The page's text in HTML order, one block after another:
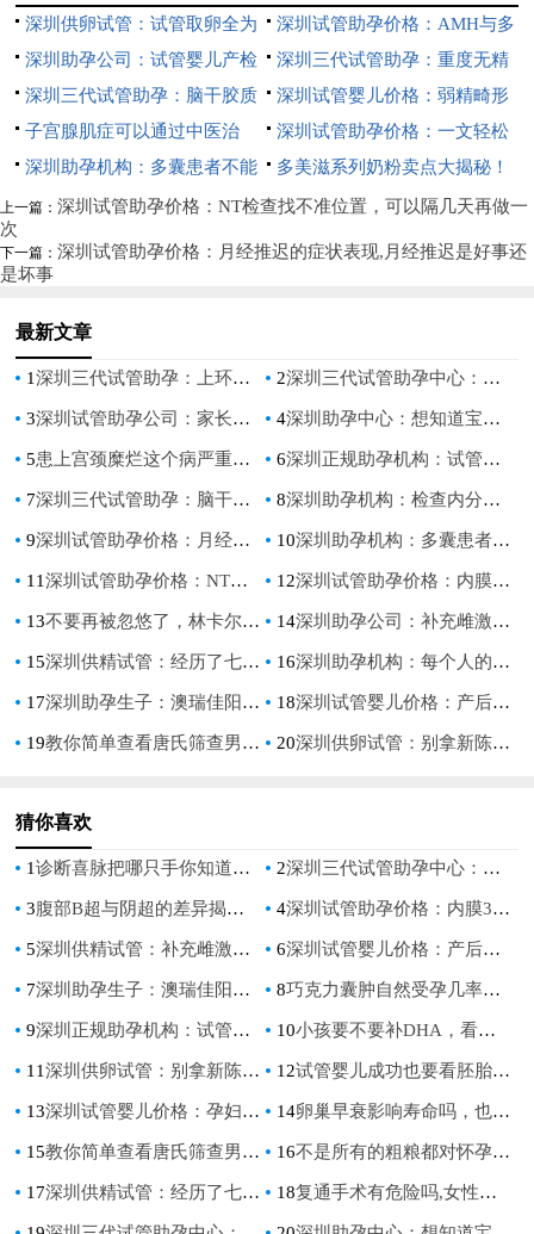
用
么样，高吗？
深圳供卵试管：试管取卵全为
空卵的概率没想象中高，做好预
防工作很关键
深圳试管助孕价格：AMH与多
囊卵巢综合征：高多囊AMH值
的病因及预防
深圳助孕公司：试管婴儿产检
建卡流程是什么,方案因人而异
深圳三代试管助孕：重度无精
症睾丸穿刺失败了怎么办？深入
了解调理后再次尝试的必要性
深圳三代试管助孕：脑干胶质
瘤早期症状解析，这些都可能是
脑干胶质瘤的信号
深圳试管婴儿价格：弱精畸形
症要治疗：可能是这几个原因造
成的，别不当回事
子宫腺肌症可以通过中医治
疗，这些缓解子宫腺肌症方法也
不要忽略
深圳试管助孕价格：一文轻松
快速看懂免费申请精子的全部流
程
深圳助孕机构：多囊患者不能
吃鸭肉鸡肉？适量食用无影响
多美滋系列奶粉卖点大揭秘！
不同系列奶粉的卖点不同
上一篇： 深圳试管助孕价格：NT检查找不准位置，可以隔几天再做一
次
下一篇： 深圳试管助孕价格：月经推迟的症状表现,月经推迟是好事还
是坏事
最新文章
1深圳三代试管助孕：上环避孕和埋线避孕的区别？这些常见的避孕方式还是蛮省事的 2深圳三代试管助孕中心：国内是否可以冻卵,冻卵有什么好处
3深圳试管助孕公司：家长如何给四个月宝宝补钙锌，必须知道这些！ 4深圳助孕中心：想知道宝宝性别？NT0.07胎心160轻松辨别男女
5患上宫颈糜烂这个病严重吗？得了之后最好注意这些 6深圳正规助孕机构：试管移植后打几次黄体酮，来看看医生怎么说
7深圳三代试管助孕：脑干胶质瘤早期症状解析，这些都可能是脑干胶质瘤的信号 8深圳助孕机构：检查内分泌能检查出怀孕吗,调整内分泌失调的方法
9深圳试管助孕价格：月经推迟的症状表现,月经推迟是好事还是坏事 10深圳助孕机构：多囊患者不能吃鸭肉鸡肉？适量食用无影响
11深圳试管助孕价格：NT检查找不准位置，可以隔几天再做一次 12深圳试管助孕价格：内膜3mm与生育无关吗？调理月经还有希望_1
13不要再被忽悠了，林卡尔2大骗局曝光看你中招没 14深圳助孕公司：补充雌激素也要用对方法，过量服用药物会导致体重猛增
15深圳供精试管：经历了七次促排却没有怀孕要考虑停下来吗？了解促排药物对身体的影响 16深圳助孕机构：每个人的孕囊独一无二，xy孕囊和xx孕囊形状也大不相同
17深圳助孕生子：澳瑞佳阳光宝宝奶粉有什么特点？东西值得购买与否主要还是看需求 18深圳试管婴儿价格：产后经期多长才算正常？通过这几点来判断才是恢复好
19教你简单查看唐氏筛查男女自测表,唐氏筛查的正常参考值 20深圳供卵试管：别拿新陈代谢慢不当病，出现这些症状要注意！
猜你喜欢
1诊断喜脉把哪只手你知道吗？这可千万别搞错了 2深圳三代试管助孕中心：多次试管不成功多半是受这些因素的影响
3腹部B超与阴超的差异揭秘，了解正规操作保证身体无伤害！ 4深圳试管助孕价格：内膜3mm与生育无关吗？调理月经还有希望_1
5深圳供精试管：补充雌激素也要用对方法，过量服用药物会导致体重猛增 6深圳试管婴儿价格：产后经期多长才算正常？通过这几点来判断才是恢复好
7深圳助孕生子：澳瑞佳阳光宝宝奶粉有什么特点？东西值得购买与否主要还是看需求 8巧克力囊肿自然受孕几率有多高？了解一下巧囊怀孕的办法
9深圳正规助孕机构：试管移植后打几次黄体酮，来看看医生怎么说 10小孩要不要补DHA，看了这篇文章你就知道了
11深圳供卵试管：别拿新陈代谢慢不当病，出现这些症状要注意！ 12试管婴儿成功也要看胚胎级别，附各等级胚胎划分标准
13深圳试管婴儿价格：孕妇出现发热情况，不妨试试姜茶来驱热 14卵巢早衰影响寿命吗，也许这几种方法能帮助你！
15教你简单查看唐氏筛查男女自测表,唐氏筛查的正常参考值 16不是所有的粗粮都对怀孕的妈妈有好处能吃不能吃清单奉上
17深圳供精试管：经历了七次促排却没有怀孕要考虑停下来吗？了解促排药物对身体的影响 18复通手术有危险吗,女性做复通手术好不好